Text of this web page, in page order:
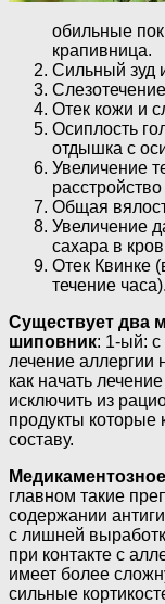
обильные
крапивница.
Сильный зуд
Отек кожи и
Осиплость
отдышка с
Увеличение
Общая
Увеличение
сахара в
Отек Квинке
течение часа).
Существует два
шиповник: 1-ый:
лечение
как начать
исключить из
продукты которые
составу.
главном такие
содержании
с лишней
при контакте с
имеет более
сильные